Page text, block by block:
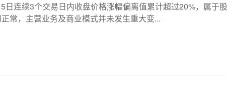
连续3个交易日内收盘价格涨幅偏离值累计超过20%，属于
常，主营业务及商业模式并未发生重大变...